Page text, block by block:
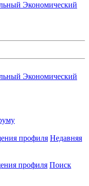
профиля Недавняя
профиля Поиск